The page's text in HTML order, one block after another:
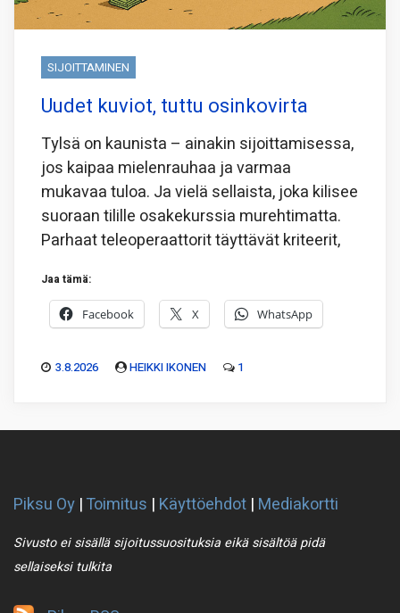
SIJOITTAMINEN
Uudet kuviot, tuttu osinkovirta
Tylsä on kaunista – ainakin sijoittamisessa,
jos kaipaa mielenrauhaa ja varmaa
mukavaa tuloa. Ja vielä sellaista, joka kilisee
suoraan tilille osakekurssia murehtimatta.
Parhaat teleoperaattorit täyttävät kriteerit,
Jaa tämä:
Facebook X WhatsApp
3.8.2026 HEIKKI IKONEN 1
Piksu Oy |Toimitus | Käyttöehdot | Mediakortti
Sivusto ei sisällä sijoitussuosituksia eikä sisältöä pidä
sellaiseksi tulkita